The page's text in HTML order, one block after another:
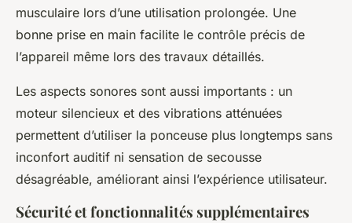
musculaire lors d’une utilisation prolongée. Une
bonne prise en main facilite le contrôle précis de
l’appareil même lors des travaux détaillés.
Les aspects sonores sont aussi importants : un
moteur silencieux et des vibrations atténuées
permettent d’utiliser la ponceuse plus longtemps sans
inconfort auditif ni sensation de secousse
désagréable, améliorant ainsi l’expérience utilisateur.
Sécurité et fonctionnalités supplémentaires